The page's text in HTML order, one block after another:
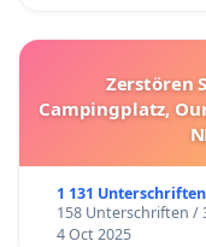
Zerstören
Campingplatz,
1 131 Unterschriften
158 Unterschriften /
4 Oct 2025